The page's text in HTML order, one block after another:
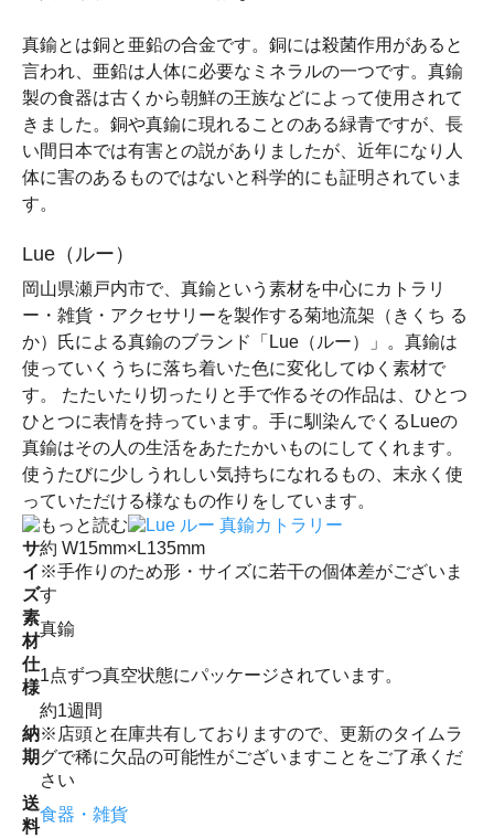
真鍮とは銅と亜鉛の合金です。銅には殺菌作用があると
言われ、亜鉛は人体に必要なミネラルの一つです。真鍮
製の食器は古くから朝鮮の王族などによって使用されて
きました。銅や真鍮に現れることのある緑青ですが、長
い間日本では有害との説がありましたが、近年になり人
体に害のあるものではないと科学的にも証明されていま
す。
Lue（ルー）
岡山県瀬戸内市で、真鍮という素材を中心にカトラリ
ー・雑貨・アクセサリーを製作する菊地流架（きくち る
か）氏による真鍮のブランド「Lue（ルー）」。真鍮は
使っていくうちに落ち着いた色に変化してゆく素材で
す。 たたいたり切ったりと手で作るその作品は、ひとつ
ひとつに表情を持っています。手に馴染んでくるLueの
真鍮はその人の生活をあたたかいものにしてくれます。
使うたびに少しうれしい気持ちになれるもの、末永く使
っていただける様なもの作りをしています。
サ
イ
ズ
約 W15mm×L135mm
※手作りのため形・サイズに若干の個体差がございま
す
素
材
真鍮
仕
様
1点ずつ真空状態にパッケージされています。
納
期
約1週間
※店頭と在庫共有しておりますので、更新のタイムラ
グで稀に欠品の可能性がございますことをご了承くだ
さい
送
料
食器・雑貨